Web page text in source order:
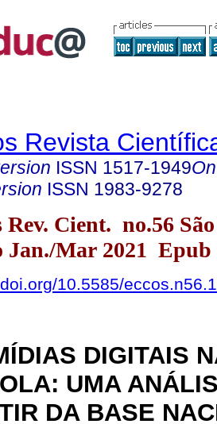
Revista
ISSN 1517-1949
ISSN 1983-9278
Rev. Cient. no.56 São
Jan./Mar 2021 Epub
10.5585/
DIGITAIS
UMA
DA BASE